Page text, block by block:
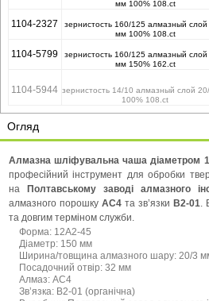
мм 100% 108.ct
1104-2327
зернистость 160/125 алмазный слой
мм 100% 108.ct
1104-5799
зернистость 160/125 алмазный слой
мм 150% 162.ct
1104-5944 зернистость 14/10 алмазный слой
100% 108.ct
Огляд
Алмазна шліфувальна чаша діаметром
професійний інструмент для обробки
на Полтавському заводі алмазного
алмазного порошкуАС4 та зв’язкиВ2-01
та довгим терміном служби.
Форма: 12А2-45
Діаметр: 150 мм
Ширина/товщина алмазного шару: 20/3
Посадочний отвір: 32 мм
Алмаз: АС4
Зв’язка: В2-01 (органічна)